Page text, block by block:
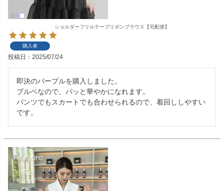
ショルダーフリルテープリボンブラウス【宅配便】
購入者
投稿日 2025/07/24
即決のパープルを購入しました。
ブルベなので、パッと華やかになれます。
パンツでもスカートでも合わせられるので、着回ししやすい
です。